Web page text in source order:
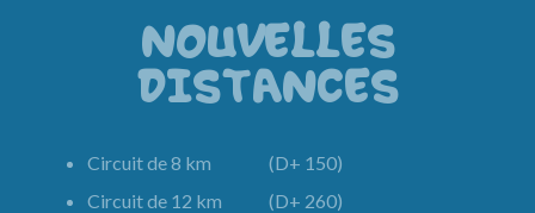
NOUVELLES
DISTANCES
Circuit de 8 km (D+ 150)
Circuit de 12 km (D+ 260)